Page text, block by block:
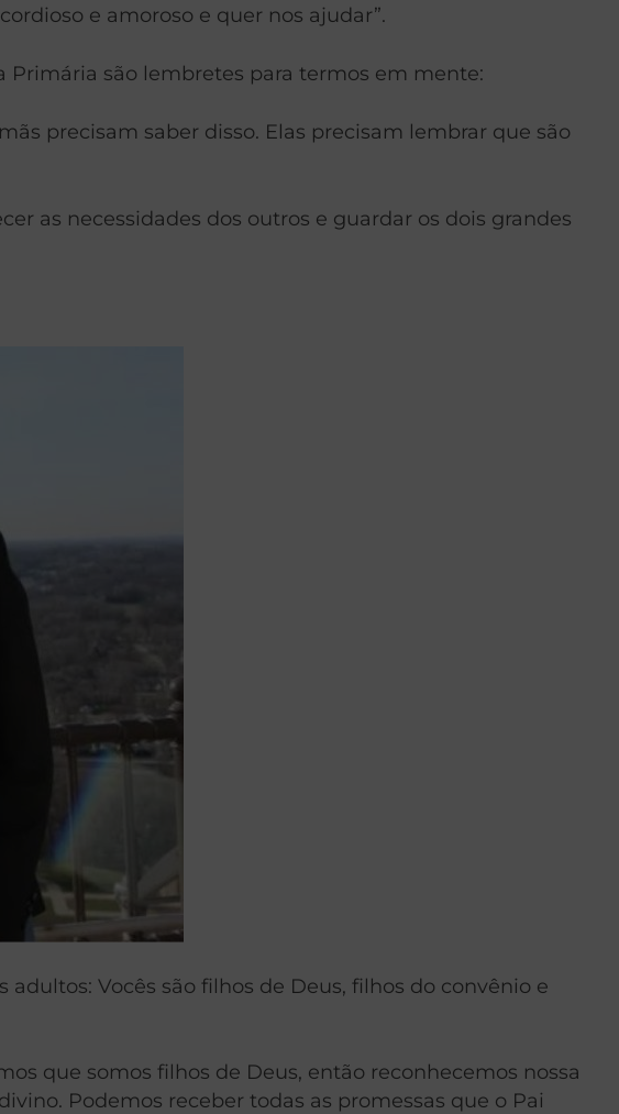
e amoroso e quer nos ajudar”.
Primária são lembretes para termos em mente:
precisam saber disso. Elas precisam lembrar que são
as necessidades dos outros e guardar os dois grandes
Vocês são filhos de Deus, filhos do convênio e
que somos filhos de Deus, então reconhecemos nossa
Podemos receber todas as promessas que o Pai